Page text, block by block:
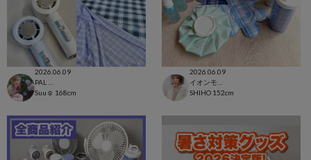
2026.06.09
Suu☺︎ 168cm
2026.06.09
SHIHO 152cm